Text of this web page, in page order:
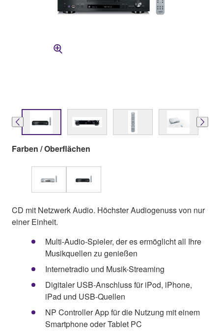
Farben / Oberflächen
CD mit Netzwerk Audio. Höchster Audiogenuss von nur
einer Einheit.
Multi-Audio-Spieler, der es ermöglicht all Ihre
Musikquellen zu genießen
Internetradio und Musik-Streaming
Digitaler USB-Anschluss für iPod, iPhone,
iPad und USB-Quellen
NP Controller App für die Nutzung mit einem
Smartphone oder Tablet PC